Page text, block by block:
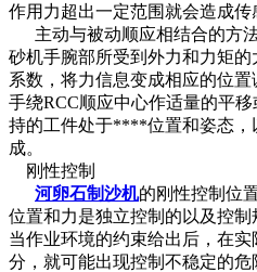
作用力超出一定范围就会造成传
主动与被动顺应相结合的方
砂机手腕部所受到外力和力矩
系数，将力信息变成相应的位
手绕RCC顺应中心作适量的平
持的工件处于****位置和姿态，
成。
刚性控制
河卵石制沙机的刚性控制位
位置和力是独立控制的以及控
当作业环境的约束给出后，在
分，就可能出现控制不稳定的